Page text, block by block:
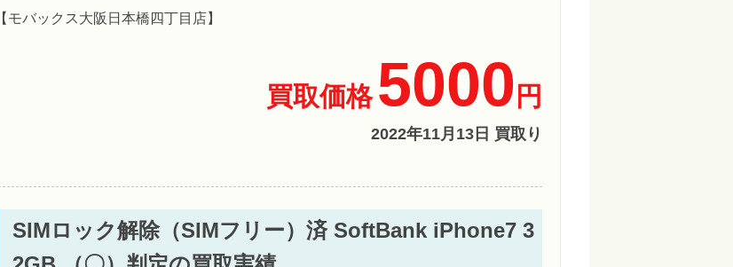
【モバックス大阪日本橋四丁目店】
買取価格 5000 円
2022年11月13日 買取り
SIMロック解除（SIMフリー）済 SoftBank iPhone7 3